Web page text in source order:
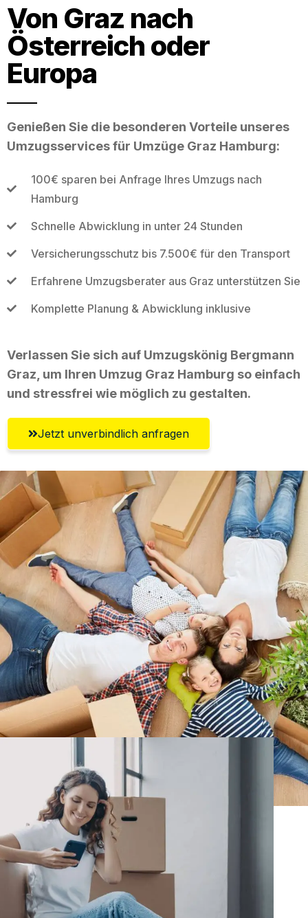
Von Graz nach
Österreich oder
Europa
Genießen Sie die besonderen Vorteile unseres
Umzugsservices für Umzüge Graz Hamburg:
100€ sparen bei Anfrage Ihres Umzugs nach
Hamburg
Schnelle Abwicklung in unter 24 Stunden
Versicherungsschutz bis 7.500€ für den Transport
Erfahrene Umzugsberater aus Graz unterstützen Sie
Komplette Planung & Abwicklung inklusive
Verlassen Sie sich auf Umzugskönig Bergmann
Graz, um Ihren Umzug Graz Hamburg so einfach
und stressfrei wie möglich zu gestalten.
Jetzt unverbindlich anfragen